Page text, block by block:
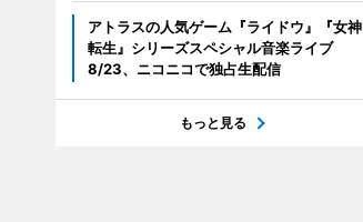
アトラスの人気ゲーム『ライドウ』『女神
転生』シリーズスペシャル音楽ライブ
8/23、ニコニコで独占生配信
もっと見る